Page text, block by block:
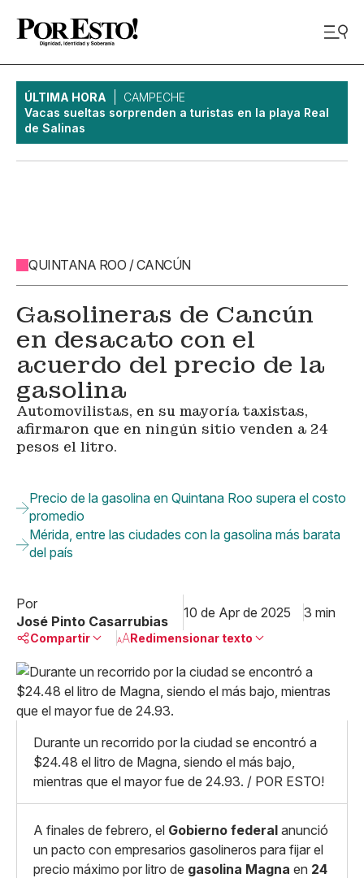
ÚLTIMA HORA
CAMPECHE
Vacas sueltas sorprenden a turistas en la playa Real
de Salinas
QUINTANA ROO / CANCÚN
Gasolineras de Cancún
en desacato con el
acuerdo del precio de la
gasolina
Automovilistas, en su mayoría taxistas,
afirmaron que en ningún sitio venden a 24
pesos el litro.
Precio de la gasolina en Quintana Roo supera el costo
promedio
Mérida, entre las ciudades con la gasolina más barata
del país
Por
José Pinto Casarrubias
10 de Apr de 2025 3 min
Compartir
Linkedin
X
Copiar enlace
Redimensionar texto
Pequeño
Mediano
Grande
Durante un recorrido por la ciudad se encontró a
$24.48 el litro de Magna, siendo el más bajo,
mientras que el mayor fue de 24.93. / POR ESTO!
A finales de febrero, el Gobierno federal anunció
un pacto con empresarios gasolineros para fijar el
precio máximo por litro de gasolina Magna en 24